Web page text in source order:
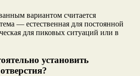
вариантом считается
— естественная для постоянной
для пиковых ситуаций или в
установить